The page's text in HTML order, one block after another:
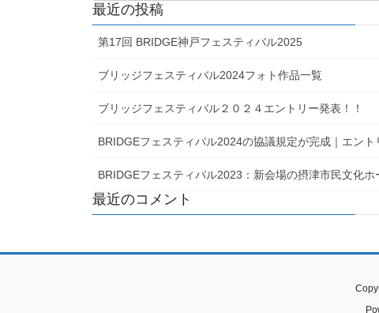
最近の投稿
第17回 BRIDGE神戸フェスティバル2025
ブリッジフェスティバル2024フォト作品一覧
ブリッジフェスティバル２０２４エントリー発表！！
BRIDGEフェスティバル2024の協議規定が完成｜エン
BRIDGEフェスティバル2023：新会場の摂津市民文化ホ
最近のコメント